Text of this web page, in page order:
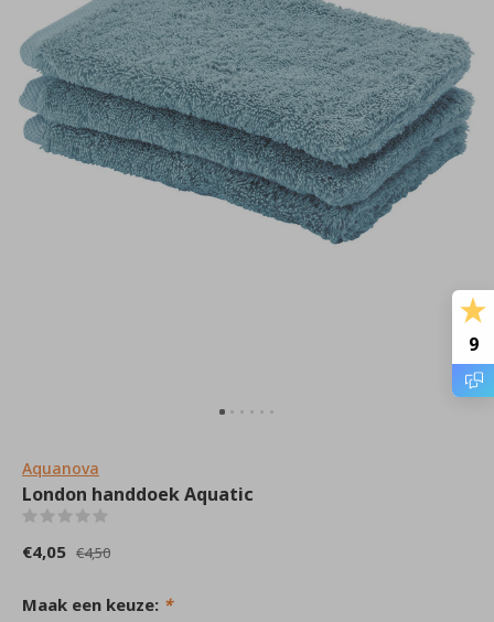
Aquanova
London handdoek Aquatic
€4,05 €4,50
Maak een keuze: *
9